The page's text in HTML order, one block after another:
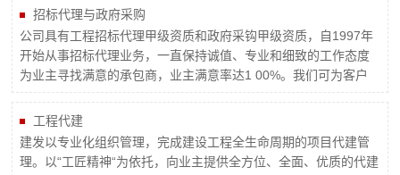
长期的报建报批实践工作中，掌握了报建报批工作的流程和技
巧，培养了一批相关专业的报建报批人才，积累了广泛的人脉，
有充分的信心和能力...
招标代理与政府采购
公司具有工程招标代理甲级资质和政府采钩甲级资质，自1997年
开始从事招标代理业务，一直保持诚值、专业和细致的工作态度
为业主寻找满意的承包商，业主满意率达1 00%。我们可为客户
提供的服务接受业主的招标咨询；根据国家招标投标法律法规及
招标管理部门有关招标管理规定，并结合业主的需求，提出合理
化建议并制定招标方案；收集整理业主提供的招标所需的批文和
有关经济技术资料...
工程代建
建发以专业化组织管理，完成建设工程全生命周期的项目代建管
理。以“工匠精神“为依托，向业主提供全方位、全面、优质的代建